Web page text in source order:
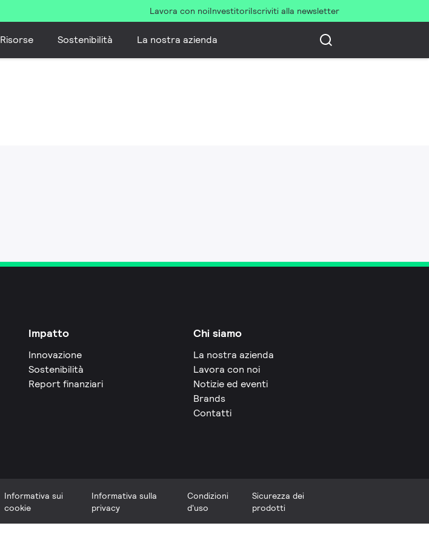
Lavora con noiInvestitoriIscriviti alla newsletter
Risorse Sostenibilità La nostra azienda
Impatto
Innovazione
Sostenibilità
Report finanziari
Chi siamo
La nostra azienda
Lavora con noi
Notizie ed eventi
Brands
Contatti
Informativa sui
cookie
Informativa sulla
privacy
Condizioni
d'uso
Sicurezza dei
prodotti